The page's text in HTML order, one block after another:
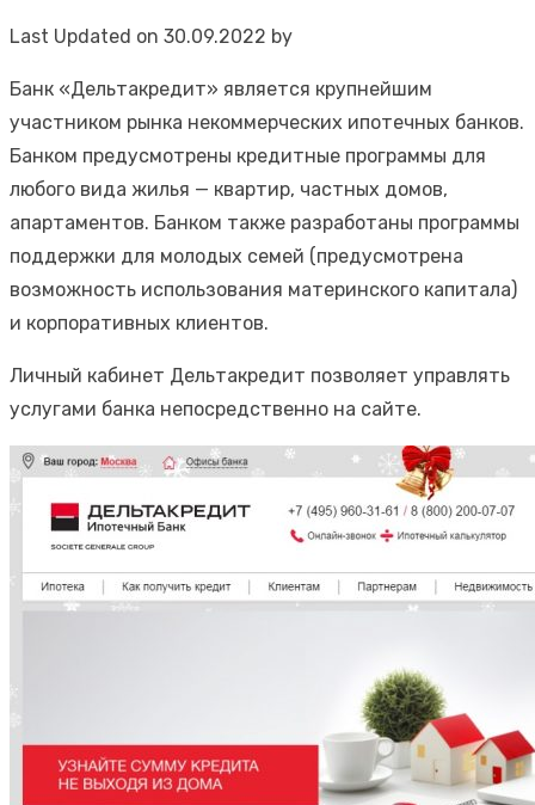
Last Updated on 30.09.2022 by
Банк «Дельтакредит» является крупнейшим
участником рынка некоммерческих ипотечных банков.
Банком предусмотрены кредитные программы для
любого вида жилья — квартир, частных домов,
апартаментов. Банком также разработаны программы
поддержки для молодых семей (предусмотрена
возможность использования материнского капитала)
и корпоративных клиентов.
Личный кабинет Дельтакредит позволяет управлять
услугами банка непосредственно на сайте.